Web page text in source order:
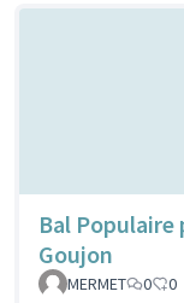
Bal Populaire
Goujon
MERMET
0 0